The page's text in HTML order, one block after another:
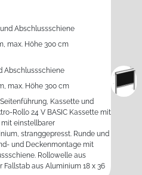
Abschlussschiene
max. Höhe 300 cm
Abschlussschiene
max. Höhe 300 cm
Kassette und
Rollo 24 V BASIC Kassette mit
einstellbarer
stranggepresst. Runde und
und Deckenmontage mit
Rollowelle aus
aus Aluminium 18 x 36